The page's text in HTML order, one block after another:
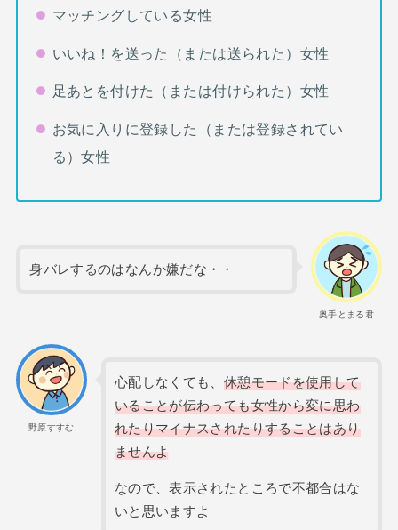
マッチングしている女性
いいね！を送った（または送られた）女性
足あとを付けた（または付けられた）女性
お気に入りに登録した（または登録されてい
る）女性
奥手とまる君
身バレするのはなんか嫌だな・・
野原すすむ
心配しなくても、 休憩モードを使用して
いることが伝わっても女性から変に思わ
れたりマイナスされたりすることはあり
ませんよ
なので、表示されたところで不都合はな
いと思いますよ